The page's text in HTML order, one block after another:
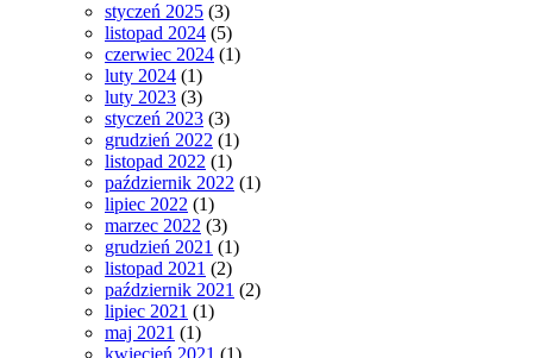
styczeń 2025 (3)
listopad 2024 (5)
czerwiec 2024 (1)
luty 2024 (1)
luty 2023 (3)
styczeń 2023 (3)
grudzień 2022 (1)
listopad 2022 (1)
październik 2022 (1)
lipiec 2022 (1)
marzec 2022 (3)
grudzień 2021 (1)
listopad 2021 (2)
październik 2021 (2)
lipiec 2021 (1)
maj 2021 (1)
kwiecień 2021 (1)